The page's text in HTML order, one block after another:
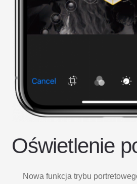
Oświetlenie
Nowa funkcja trybu